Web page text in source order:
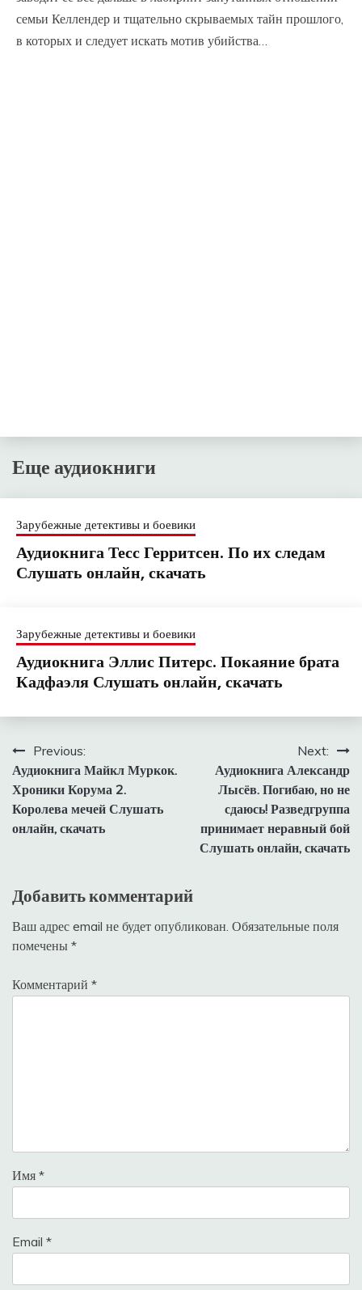
семьи Келлендер и тщательно скрываемых тайн прошлого,
в которых и следует искать мотив убийства…
Еще аудиокниги
Зарубежные детективы и боевики
Аудиокнига Тесс Герритсен. По их следам
Слушать онлайн, скачать
Зарубежные детективы и боевики
Аудиокнига Эллис Питерс. Покаяние брата
Кадфаэля Слушать онлайн, скачать
Навигация
по
записям
Previous:
Аудиокнига Майкл Муркок.
Хроники Корума 2.
Королева мечей Слушать
онлайн, скачать
Next:
Аудиокнига Александр
Лысёв. Погибаю, но не
сдаюсь! Разведгруппа
принимает неравный бой
Слушать онлайн, скачать
Добавить комментарий
Ваш адрес email не будет опубликован. Обязательные поля
помечены *
Комментарий *
Имя *
Email *